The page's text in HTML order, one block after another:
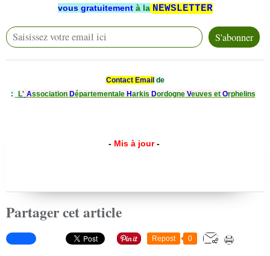
vous gratuitement à la NEWSLETTER
Contact Email de
:
L' AssociationDépartementaleHarkis DordogneVeuves et Orphelins
- Mis à jour -
Partager cet article
Repost 0